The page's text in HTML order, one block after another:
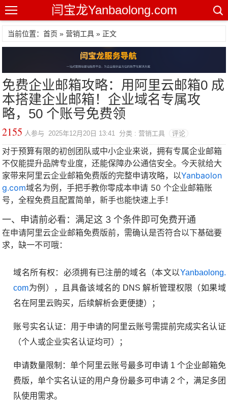
闫宝龙Yanbaolong.com
当前位置：首页 »营销工具 » 正文
免费企业邮箱攻略：用阿里云邮箱0 成
本搭建企业邮箱！企业域名专属攻
略，50 个账号免费领
2155 人参与 2025年12月20日 13:41 分类 : 营销工具 评论
对于预算有限的初创团队或中小企业来说，拥有专属企业邮箱
不仅能提升品牌专业度，还能保障办公通信安全。今天就给大
家带来阿里云企业邮箱免费版的完整申请攻略，以Yanbaolon
g.com域名为例，手把手教你零成本申请 50 个企业邮箱账
号，全程免费且配置简单，新手也能快速上手！
一、申请前必看：满足这 3 个条件即可免费开通
在申请阿里云企业邮箱免费版前，需确认是否符合以下基础要
求，缺一不可哦：
域名所有权：必须拥有已注册的域名（本文以Yanbaolong.
com为例），且具备该域名的 DNS 解析管理权限（如果域
名在阿里云购买，后续解析会更便捷）；
账号实名认证：用于申请的阿里云账号需提前完成实名认证
（个人或企业实名认证均可）；
申请数量限制：单个阿里云账号最多可申请 1 个企业邮箱免
费版，单个实名认证的用户身份最多可申请 2 个，满足多团
队使用需求。